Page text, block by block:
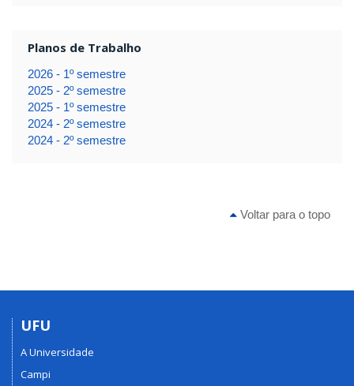
Planos de Trabalho
2026 - 1º semestre
2025 - 2º semestre
2025 - 1º semestre
2024 - 2º semestre
2024 - 2º semestre
Voltar para o topo
UFU
A Universidade
Campi